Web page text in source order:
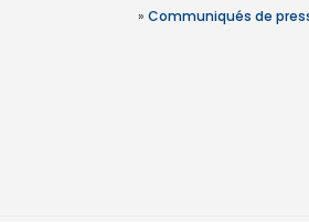
» Communiqués de